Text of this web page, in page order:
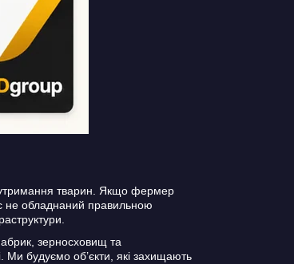
утримання тварин. Якщо фермер
не обладнаний правильною
зерносховищ та
Ми будуємо об’єкти, які захищають